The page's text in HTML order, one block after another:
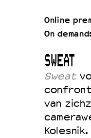
Online
On
SWEAT
Sweat
van
Kolesnik.